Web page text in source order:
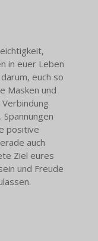
in euer Leben
euch so
Masken und
positive
auch
Ziel eures
und Freude